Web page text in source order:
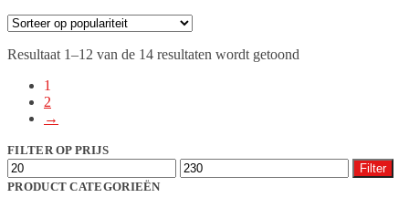
Resultaat 1–12 van de 14 resultaten wordt getoond
1
2
→
FILTER OP PRIJS
Min.
prijs
Max.
prijs
Filter
PRODUCT CATEGORIEËN